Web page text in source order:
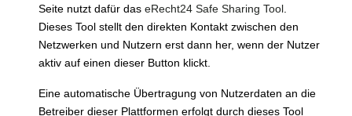
Seite nutzt dafür das eRecht24 Safe Sharing Tool
Dieses Tool stellt den direkten Kontakt zwischen den
Netzwerken und Nutzern erst dann her, wenn der Nutzer
aktiv auf einen dieser Button klickt.
Eine automatische Übertragung von Nutzerdaten an die
Betreiber dieser Plattformen erfolgt durch dieses Tool